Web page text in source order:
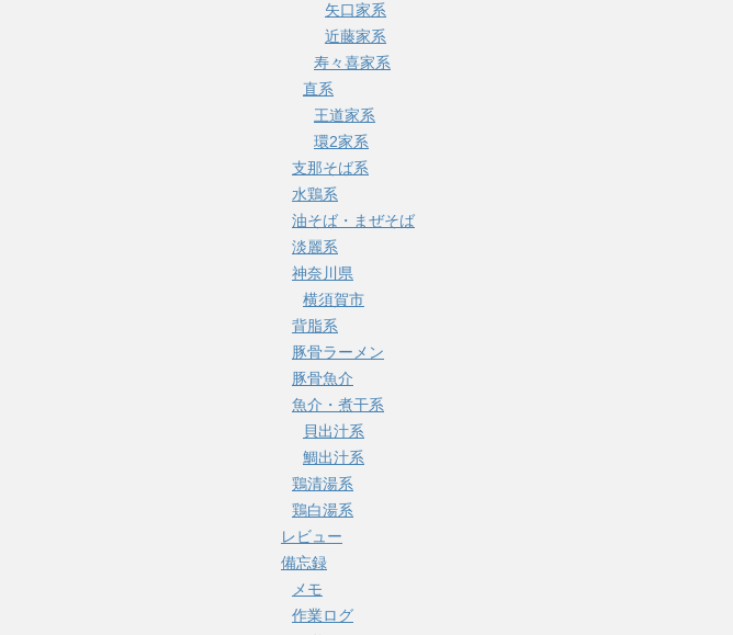
矢口家系
近藤家系
寿々喜家系
直系
王道家系
環2家系
支那そば系
水鶏系
油そば・まぜそば
淡麗系
神奈川県
横須賀市
背脂系
豚骨ラーメン
豚骨魚介
魚介・煮干系
貝出汁系
鯛出汁系
鶏清湯系
鶏白湯系
レビュー
備忘録
メモ
作業ログ